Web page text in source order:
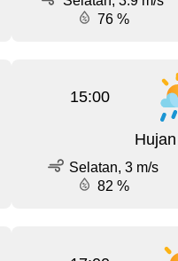
76 %
15:00
Selatan, 3 m/s
82 %